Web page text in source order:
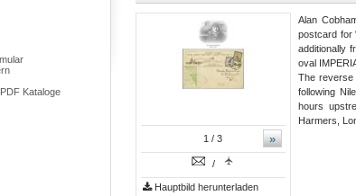
Kataloge
»
1 / 3
/
Hauptbild herunterladen
Alan
postcard for
additionally
oval
The reverse
following
hours
Harmers,